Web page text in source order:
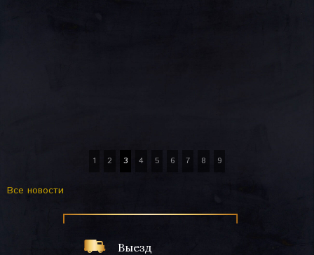
Выезд
1 2 3 4 5 6 7 8 9
Вcе новости